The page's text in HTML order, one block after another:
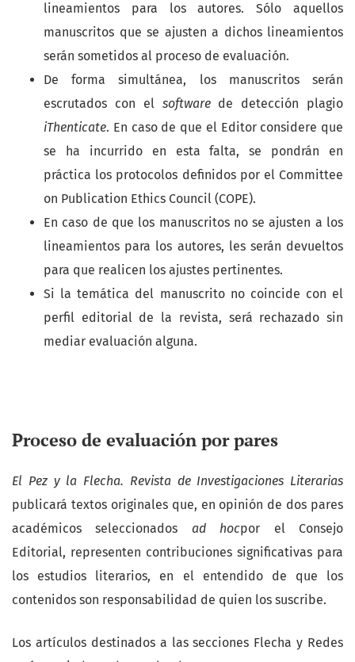
lineamientos para los autores. Sólo aquellos
manuscritos que se ajusten a dichos lineamientos
serán sometidos al proceso de evaluación.
De forma simultánea, los manuscritos serán
escrutados con el softwarede detección plagio
iThenticate. En caso de que el Editor considere que
se ha incurrido en esta falta, se pondrán en
práctica los protocolos definidos por el Committee
on Publication Ethics Council (COPE).
En caso de que los manuscritos no se ajusten a los
lineamientos para los autores, les serán devueltos
para que realicen los ajustes pertinentes.
Si la temática del manuscrito no coincide con el
perfil editorial de la revista, será rechazado sin
mediar evaluación alguna.
Proceso de evaluación por pares
El Pez y la Flecha. Revista de Investigaciones Literarias
publicará textos originales que, en opinión de dos pares
académicos seleccionados ad hocpor el Consejo
Editorial, representen contribuciones significativas para
los estudios literarios, en el entendido de que los
contenidos son responsabilidad de quien los suscribe.
Los artículos destinados a las secciones Flecha y Redes